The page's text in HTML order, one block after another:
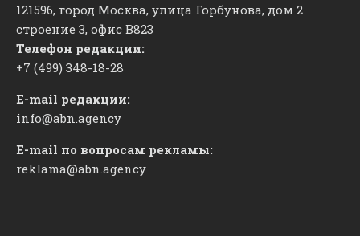
121596, город Москва, улица Горбунова, дом 2
строение 3, офис ​В823
Телефон редакции:
+7 (499) 348-18-28
E-mail редакции:
info@abn.agency
E-mail по вопросам рекламы:
reklama@abn.agency